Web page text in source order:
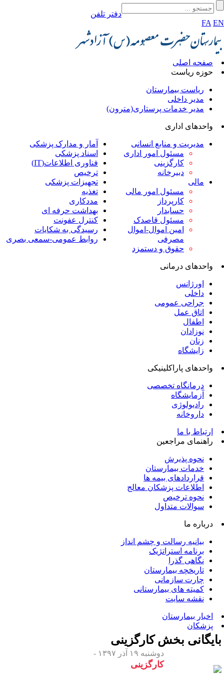
دفتر تلفن
FA
صفحه اصلی
حوزه ریاست
ریاست بیمارستان
مدیر داخلی
مدیر خدمات پرستاری(مترون)
واحدهای اداری
مدیریت و منابع انسانی
مسئول امور اداری
کارگزینی
دبیرخانه
مالی
مسئول امور مالی
کارپرداز
حسابدار
مسئول قاصدک
امین اموال-اموال
مصرفی
حقوق و دستمزد
آمار و مدارک پزشکی
اسناد پزشکی
فناوری اطلاعات(IT)
ترخیص
تجهیزات پزشکی
تغذیه
مددکاری
بهداشت حرفه ای
کنترل عفونت
رسیدگی به شکایات
روابط عمومی-سمعی بصری
واحدهای درمانی
اورژانس
داخلی
جراحی عمومی
اتاق عمل
اطفال
نوزادان
زنان
زایشگاه
واحدهای پاراکلینیکی
درمانگاه تخصصی
آزمایشگاه
رادیولوژی
داروخانه
ارتباط با ما
راهنمای مراجعین
نحوه پذیرش
خدمات بیمارستان
قراردادهای بیمه ها
اطلاعات پزشکان معالج
نحوه ترخیص
سوالات متداول
درباره ما
بیانیه رسالت و چشم انداز
برنامه استراتژیک
نگاهی گذرا
تاریخچه بیمارستان
چارت سازمانی
کمیته های بیمارستانی
نقشه سایت
اخبار بیمارستان
پزشکان
بخشکارگزینی
دوشنبه ۱۹ آذر ۱۳۹۷ -
کارگزینی